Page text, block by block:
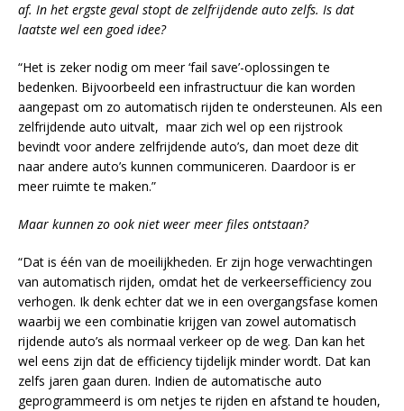
af. In het ergste geval stopt de zelfrijdende auto zelfs. Is dat
laatste wel een goed idee?
“Het is zeker nodig om meer ‘fail save’-oplossingen te
bedenken. Bijvoorbeeld een infrastructuur die kan worden
aangepast om zo automatisch rijden te ondersteunen. Als een
zelfrijdende auto uitvalt, maar zich wel op een rijstrook
bevindt voor andere zelfrijdende auto’s, dan moet deze dit
naar andere auto’s kunnen communiceren. Daardoor is er
meer ruimte te maken.”
Maar kunnen zo ook niet weer meer files ontstaan?
“Dat is één van de moeilijkheden. Er zijn hoge verwachtingen
van automatisch rijden, omdat het de verkeersefficiency zou
verhogen. Ik denk echter dat we in een overgangsfase komen
waarbij we een combinatie krijgen van zowel automatisch
rijdende auto’s als normaal verkeer op de weg. Dan kan het
wel eens zijn dat de efficiency tijdelijk minder wordt. Dat kan
zelfs jaren gaan duren. Indien de automatische auto
geprogrammeerd is om netjes te rijden en afstand te houden,